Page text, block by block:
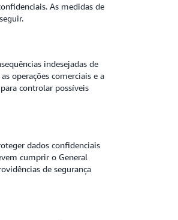
As medidas de
indesejadas de
operações comerciais e a
controlar possíveis
dados confidenciais
cumprir o General
de segurança